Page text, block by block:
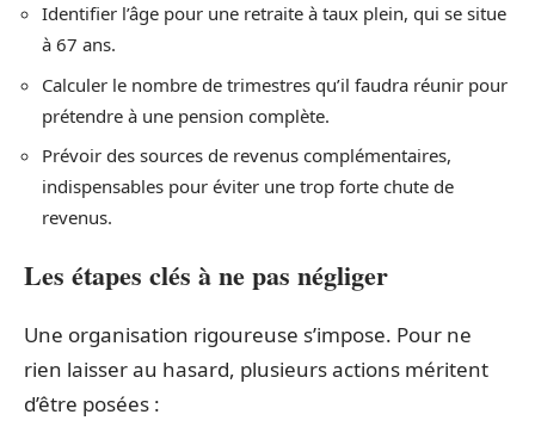
Identifier l’âge pour une retraite à taux plein, qui se situe
à 67 ans.
Calculer le nombre de trimestres qu’il faudra réunir pour
prétendre à une pension complète.
Prévoir des sources de revenus complémentaires,
indispensables pour éviter une trop forte chute de
revenus.
Les étapes clés à ne pas négliger
Une organisation rigoureuse s’impose. Pour ne
rien laisser au hasard, plusieurs actions méritent
d’être posées :